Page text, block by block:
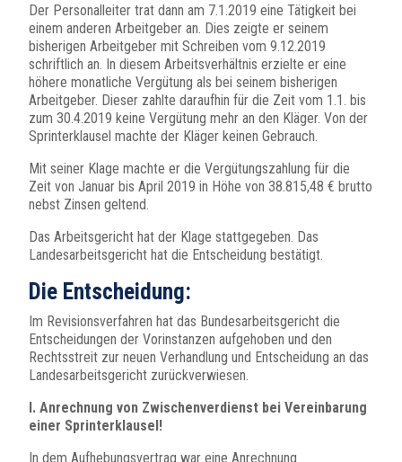
Der Personalleiter trat dann am 7.1.2019 eine Tätigkeit bei
einem anderen Arbeitgeber an. Dies zeigte er seinem
bisherigen Arbeitgeber mit Schreiben vom 9.12.2019
schriftlich an. In diesem Arbeitsverhältnis erzielte er eine
höhere monatliche Vergütung als bei seinem bisherigen
Arbeitgeber. Dieser zahlte daraufhin für die Zeit vom 1.1. bis
zum 30.4.2019 keine Vergütung mehr an den Kläger. Von der
Sprinterklausel machte der Kläger keinen Gebrauch.
Mit seiner Klage machte er die Vergütungszahlung für die
Zeit von Januar bis April 2019 in Höhe von 38.815,48 € brutto
nebst Zinsen geltend.
Das Arbeitsgericht hat der Klage stattgegeben. Das
Landesarbeitsgericht hat die Entscheidung bestätigt.
Die Entscheidung:
Im Revisionsverfahren hat das Bundesarbeitsgericht die
Entscheidungen der Vorinstanzen aufgehoben und den
Rechtsstreit zur neuen Verhandlung und Entscheidung an das
Landesarbeitsgericht zurückverwiesen.
I. Anrechnung von Zwischenverdienst bei Vereinbarung
einer Sprinterklausel!
In dem Aufhebungsvertrag war eine Anrechnung